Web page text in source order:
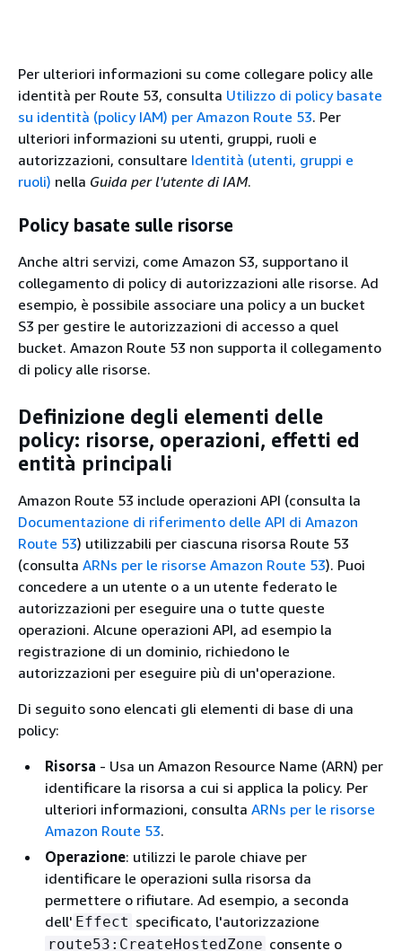
Per ulteriori informazioni su come collegare policy alle
identità per Route 53, consulta Utilizzo di policy basate
su identità (policy IAM) per Amazon Route 53. Per
ulteriori informazioni su utenti, gruppi, ruoli e
autorizzazioni, consultare Identità (utenti, gruppi e
ruoli) nella Guida per l'utente di IAM.
Policy basate sulle risorse
Anche altri servizi, come Amazon S3, supportano il
collegamento di policy di autorizzazioni alle risorse. Ad
esempio, è possibile associare una policy a un bucket
S3 per gestire le autorizzazioni di accesso a quel
bucket. Amazon Route 53 non supporta il collegamento
di policy alle risorse.
Definizione degli elementi delle
policy: risorse, operazioni, effetti ed
entità principali
Amazon Route 53 include operazioni API (consulta la
Documentazione di riferimento delle API di Amazon
Route 53) utilizzabili per ciascuna risorsa Route 53
(consulta ARNs per le risorse Amazon Route 53). Puoi
concedere a un utente o a un utente federato le
autorizzazioni per eseguire una o tutte queste
operazioni. Alcune operazioni API, ad esempio la
registrazione di un dominio, richiedono le
autorizzazioni per eseguire più di un'operazione.
Di seguito sono elencati gli elementi di base di una
policy:
Risorsa - Usa un Amazon Resource Name (ARN) per
identificare la risorsa a cui si applica la policy. Per
ulteriori informazioni, consulta ARNs per le risorse
Amazon Route 53.
Operazione: utilizzi le parole chiave per
identificare le operazioni sulla risorsa da
permettere o rifiutare. Ad esempio, a seconda
dell' Effect specificato, l'autorizzazione
route53:CreateHostedZone consente o